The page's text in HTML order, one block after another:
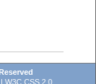
| W3C CSS 2.0